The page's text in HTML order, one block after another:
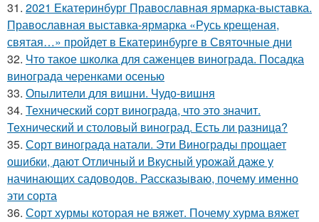
31. 2021 Екатеринбург Православная ярмарка-выставка.
Православная выставка-ярмарка «Русь крещеная,
святая…» пройдет в Екатеринбурге в Святочные дни
32. Что такое школка для саженцев винограда. Посадка
винограда черенками осенью
33. Опылители для вишни. Чудо-вишня
34. Технический сорт винограда, что это значит.
Технический и столовый виноград. Есть ли разница?
35. Сорт винограда натали. Эти Винограды прощает
ошибки, дают Отличный и Вкусный урожай даже у
начинающих садоводов. Рассказываю, почему именно
эти сорта
36. Сорт хурмы которая не вяжет. Почему хурма вяжет